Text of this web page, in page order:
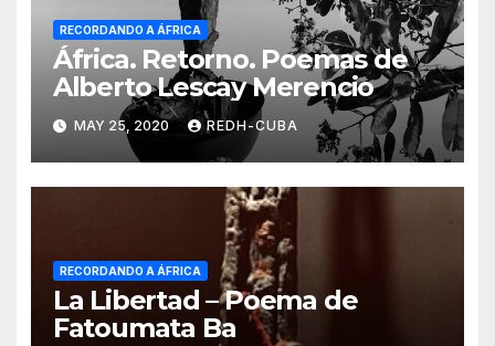
RECORDANDO A ÁFRICA
África. Retorno. Poemas de
Alberto Lescay Merencio
MAY 25, 2020 REDH-CUBA
RECORDANDO A ÁFRICA
La Libertad – Poema de
Fatoumata Ba